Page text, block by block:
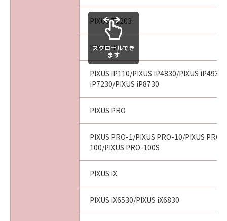
PIXUS TS203
PIXUS iP
PIXUS iP110/PIXUS iP4830/PIXUS iP4930/
iP7230/PIXUS iP8730
PIXUS PRO
PIXUS PRO-1/PIXUS PRO-10/PIXUS PRO-
100/PIXUS PRO-100S
PIXUS iX
PIXUS iX6530/PIXUS iX6830
スクロールでき
ます